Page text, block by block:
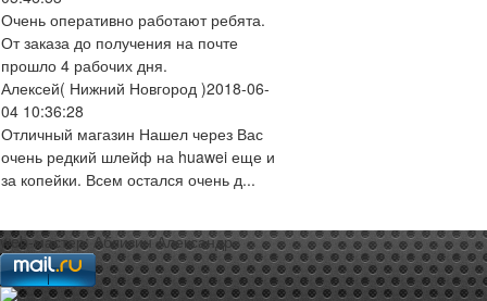
Очень оперативно работают ребята.
От заказа до получения на почте
прошло 4 рабочих дня.
Алексей( Нижний Новгород )2018-06-
04 10:36:28
Отличный магазин Нашел через Вас
очень редкий шлейф на huawei еще и
за копейки. Всем остался очень д...
web-мастер:Аблизин Александр